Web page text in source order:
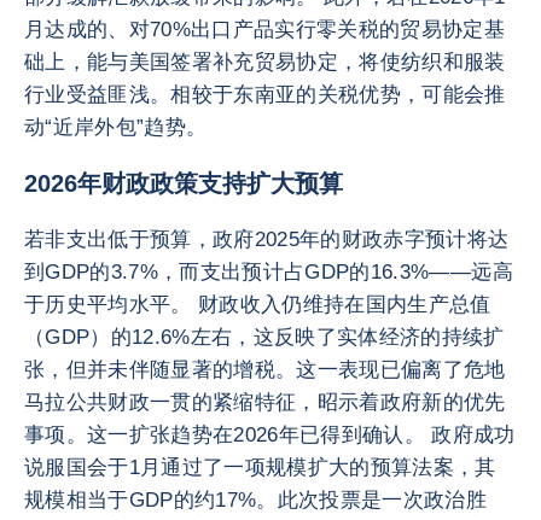
月达成的、对70%出口产品实行零关税的贸易协定基
础上，能与美国签署补充贸易协定，将使纺织和服装
行业受益匪浅。相较于东南亚的关税优势，可能会推
动“近岸外包”趋势。
2026年财政政策支持扩大预算
若非支出低于预算，政府2025年的财政赤字预计将达
到GDP的3.7%，而支出预计占GDP的16.3%——远高
于历史平均水平。 财政收入仍维持在国内生产总值
（GDP）的12.6%左右，这反映了实体经济的持续扩
张，但并未伴随显著的增税。这一表现已偏离了危地
马拉公共财政一贯的紧缩特征，昭示着政府新的优先
事项。这一扩张趋势在2026年已得到确认。 政府成功
说服国会于1月通过了一项规模扩大的预算法案，其
规模相当于GDP的约17%。此次投票是一次政治胜